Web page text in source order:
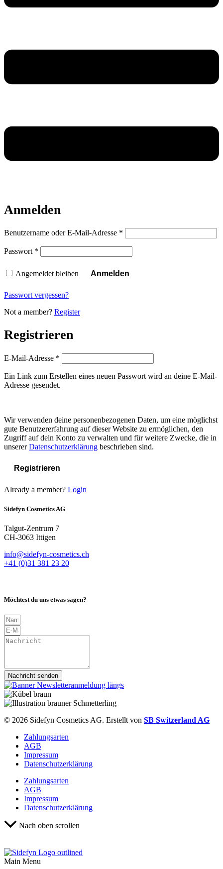
Anmelden
Benutzername oder E-Mail-Adresse *
Passwort *
Angemeldet bleiben Anmelden
Passwort vergessen?
Not a member? Register
Registrieren
E-Mail-Adresse *
Ein Link zum Erstellen eines neuen Passwort wird an deine E-Mail-
Adresse gesendet.
Wir verwenden deine personenbezogenen Daten, um eine möglichst
gute Benutzererfahrung auf dieser Website zu ermöglichen, den
Zugriff auf dein Konto zu verwalten und für weitere Zwecke, die in
unsererDatenschutzerklärung beschrieben sind.
Registrieren
Already a member? Login
Sidefyn Cosmetics AG
Talgut-Zentrum 7
CH-3063 Ittigen
info@sidefyn-cosmetics.ch
+41 (0)31 381 23 20
Möchtest du uns etwas sagen?
Nachricht senden
© 2026 Sidefyn Cosmetics AG. Erstellt von SB Switzerland AG
Zahlungsarten
AGB
Impressum
Datenschutzerklärung
Zahlungsarten
AGB
Impressum
Datenschutzerklärung
Nach oben scrollen
Main Menu